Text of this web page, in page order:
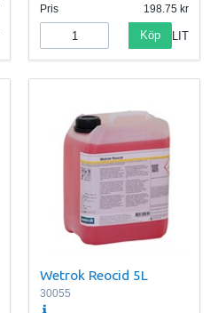
Pris
198.75
Köp LIT
Wetrok Reocid 5L
30055